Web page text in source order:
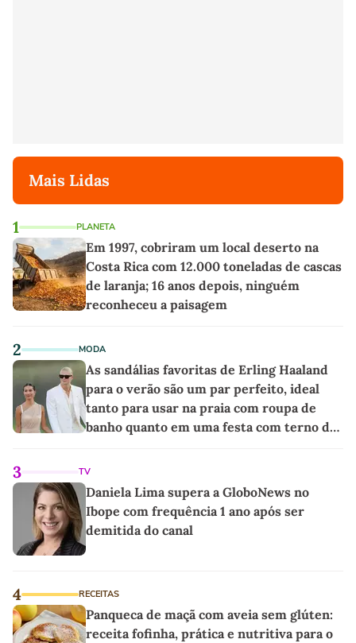
Mais Lidas
1 PLANETA
Em 1997, cobriram um local deserto na
Costa Rica com 12.000 toneladas de cascas
de laranja; 16 anos depois, ninguém
reconheceu a paisagem
2 MODA
As sandálias favoritas de Erling Haaland
para o verão são um par perfeito, ideal
tanto para usar na praia com roupa de
banho quanto em uma festa com terno de
3 TV
Daniela Lima supera a GloboNews no
Ibope com frequência 1 ano após ser
demitida do canal
4 RECEITAS
Panqueca de maçã com aveia sem glúten:
receita fofinha, prática e nutritiva para o